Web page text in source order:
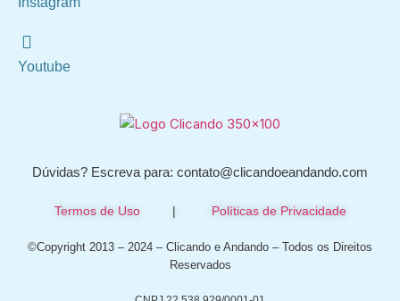
Youtube
Dúvidas? Escreva para: contato@clicandoeandando.com
Termos de Uso| Políticas de Privacidade
©Copyright 2013 – 2024 – Clicando e Andando – Todos os Direitos
Reservados